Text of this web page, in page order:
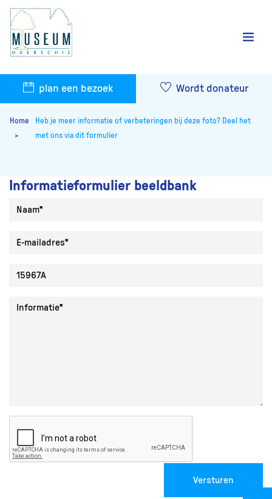
plan een bezoek Wordt donateur
Home
Heb je meer informatie of verbeteringen bij deze foto? Deel het
met ons via dit formulier
Informatieformulier beeldbank
Versturen